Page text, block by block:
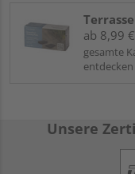
ab 8,99
gesamte
entdecken
Unsere